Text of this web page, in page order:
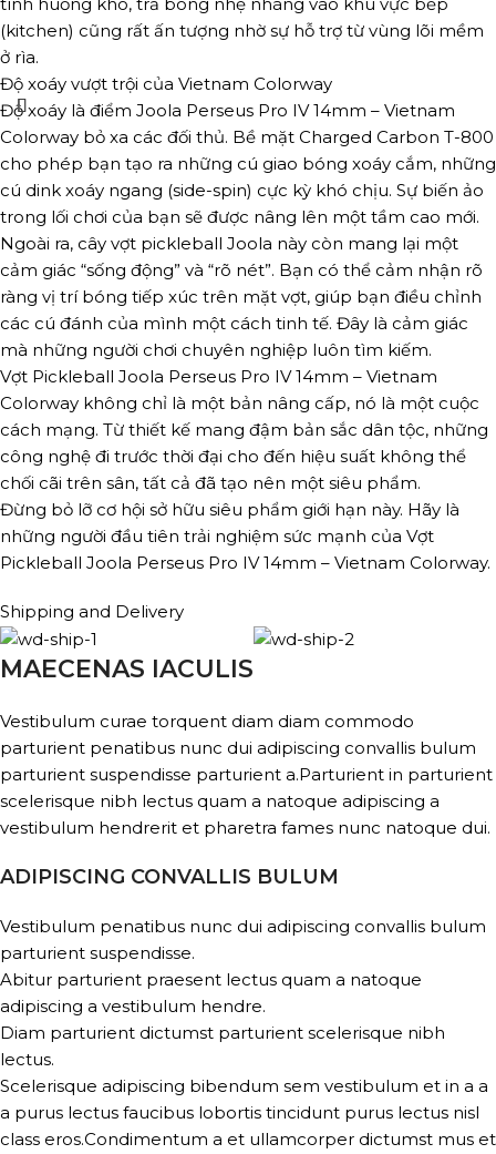
(kitchen) cũng rất ấn tượng nhờ sự hỗ trợ từ vùng lõi mềm
ở rìa.
Độ xoáy vượt trội của Vietnam Colorway
Độ xoáy là điểm Joola Perseus Pro IV 14mm – Vietnam
Colorway bỏ xa các đối thủ. Bề mặt Charged Carbon T-800
cho phép bạn tạo ra những cú giao bóng xoáy cắm, những
cú dink xoáy ngang (side-spin) cực kỳ khó chịu. Sự biến ảo
trong lối chơi của bạn sẽ được nâng lên một tầm cao mới.
Ngoài ra, cây vợt pickleball Joola này còn mang lại một
cảm giác “sống động” và “rõ nét”. Bạn có thể cảm nhận rõ
ràng vị trí bóng tiếp xúc trên mặt vợt, giúp bạn điều chỉnh
các cú đánh của mình một cách tinh tế. Đây là cảm giác
mà những người chơi chuyên nghiệp luôn tìm kiếm.
Vợt Pickleball Joola Perseus Pro IV 14mm – Vietnam
Colorway không chỉ là một bản nâng cấp, nó là một cuộc
cách mạng. Từ thiết kế mang đậm bản sắc dân tộc, những
công nghệ đi trước thời đại cho đến hiệu suất không thể
chối cãi trên sân, tất cả đã tạo nên một siêu phẩm.
Đừng bỏ lỡ cơ hội sở hữu siêu phẩm giới hạn này. Hãy là
những người đầu tiên trải nghiệm sức mạnh của Vợt
Pickleball Joola Perseus Pro IV 14mm – Vietnam Colorway.
Shipping and Delivery
MAECENAS IACULIS
Vestibulum curae torquent diam diam commodo
parturient penatibus nunc dui adipiscing convallis bulum
parturient suspendisse parturient a.Parturient in parturient
scelerisque nibh lectus quam a natoque adipiscing a
vestibulum hendrerit et pharetra fames nunc natoque dui.
ADIPISCING CONVALLIS BULUM
Vestibulum penatibus nunc dui adipiscing convallis bulum
parturient suspendisse.
Abitur parturient praesent lectus quam a natoque
adipiscing a vestibulum hendre.
Diam parturient dictumst parturient scelerisque nibh
lectus.
Scelerisque adipiscing bibendum sem vestibulum et in a a
a purus lectus faucibus lobortis tincidunt purus lectus nisl
class eros.Condimentum a et ullamcorper dictumst mus et